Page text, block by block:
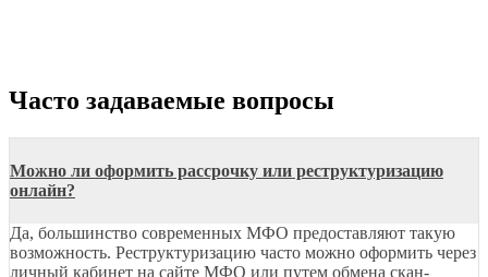
Часто задаваемые вопросы
Можно ли оформить рассрочку или реструктуризацию
онлайн?
Да, большинство современных МФО предоставляют такую
возможность. Реструктуризацию часто можно оформить через
личный кабинет на сайте МФО или путем обмена скан-